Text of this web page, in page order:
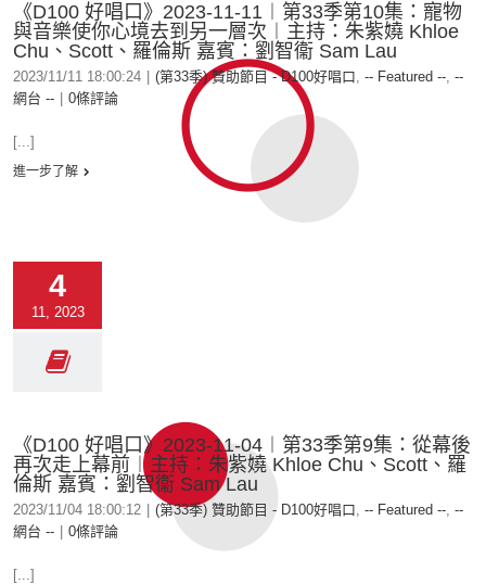
《D100 好唱口》2023-11-11︱第33季第10集：寵物
與音樂使你心境去到另一層次︱主持：朱紫嬈 Khloe
Chu、Scott、羅倫斯 嘉賓：劉智衞 Sam Lau
2023/11/11 18:00:24 (第33季) 贊助節目 - D100好唱口, -- Featured --, --
網台 --
0條評論
[...]
進一步了解
4
11, 2023
《D100 好唱口》2023-11-04︱第33季第9集：從幕後
再次走上幕前︱主持：朱紫嬈 Khloe Chu、Scott、羅
倫斯 嘉賓：劉智衞 Sam Lau
2023/11/04 18:00:12 (第33季) 贊助節目 - D100好唱口, -- Featured --, --
網台 --
0條評論
[...]